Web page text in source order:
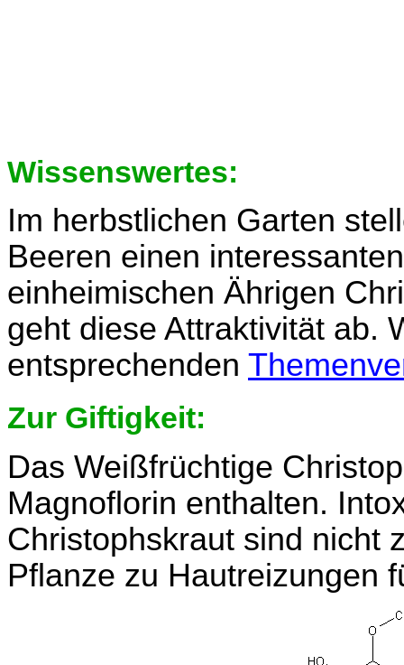
Wissenswertes:
Im herbstlichen Garten
Beeren einen
einheimischen Ährigen
geht diese Attraktivität ab.
entsprechenden
Zur Giftigkeit:
Das Weißfrüchtige
Magnoflorin enthalten.
Christophskraut sind nicht
Pflanze zu Hautreizungen